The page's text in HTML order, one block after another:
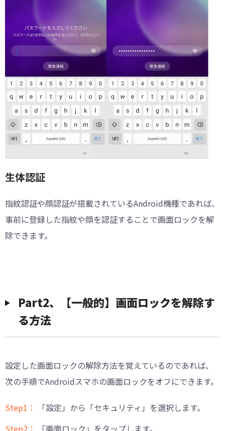
生体認証
指紋認証や顔認証が搭載されているAndroid機種であれば、
事前に登録した指紋や顔を認証することで画面ロックを解
除できます。
Part2、【一般的】画面ロックを解除す
る方法
設定した画面ロックの解除方法を覚えているのであれば、
次の手順でAndroidスマホの画面ロックをオフにできます。
Step1：
「設定」から「セキュリティ」を選択します。